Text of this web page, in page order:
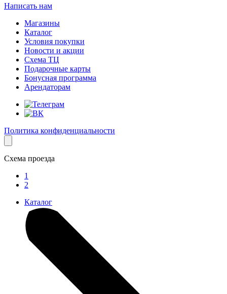
Написать нам
Магазины
Каталог
Условия покупки
Новости и акции
Схема ТЦ
Подарочные карты
Бонусная программа
Арендаторам
Политика конфиденциальности
Схема проезда
1
2
Каталог